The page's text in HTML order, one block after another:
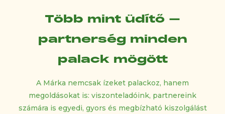
Több mint üdítő –
partnerség minden
palack mögött
A Márka nemcsak ízeket palackoz, hanem
megoldásokat is: viszonteladóink, partnereink
számára is egyedi, gyors és megbízható kiszolgálást